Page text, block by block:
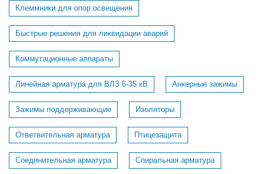
Клеммники для опор освещения
Быстрые решения для ликвидации аварий
Коммутационные аппараты
Линейная арматура для ВЛЗ 6-35 кВ Анкерные зажимы
Зажимы поддерживающие Изоляторы
Ответвительная арматура Птицезащита
Соединительная арматура Спиральная арматура